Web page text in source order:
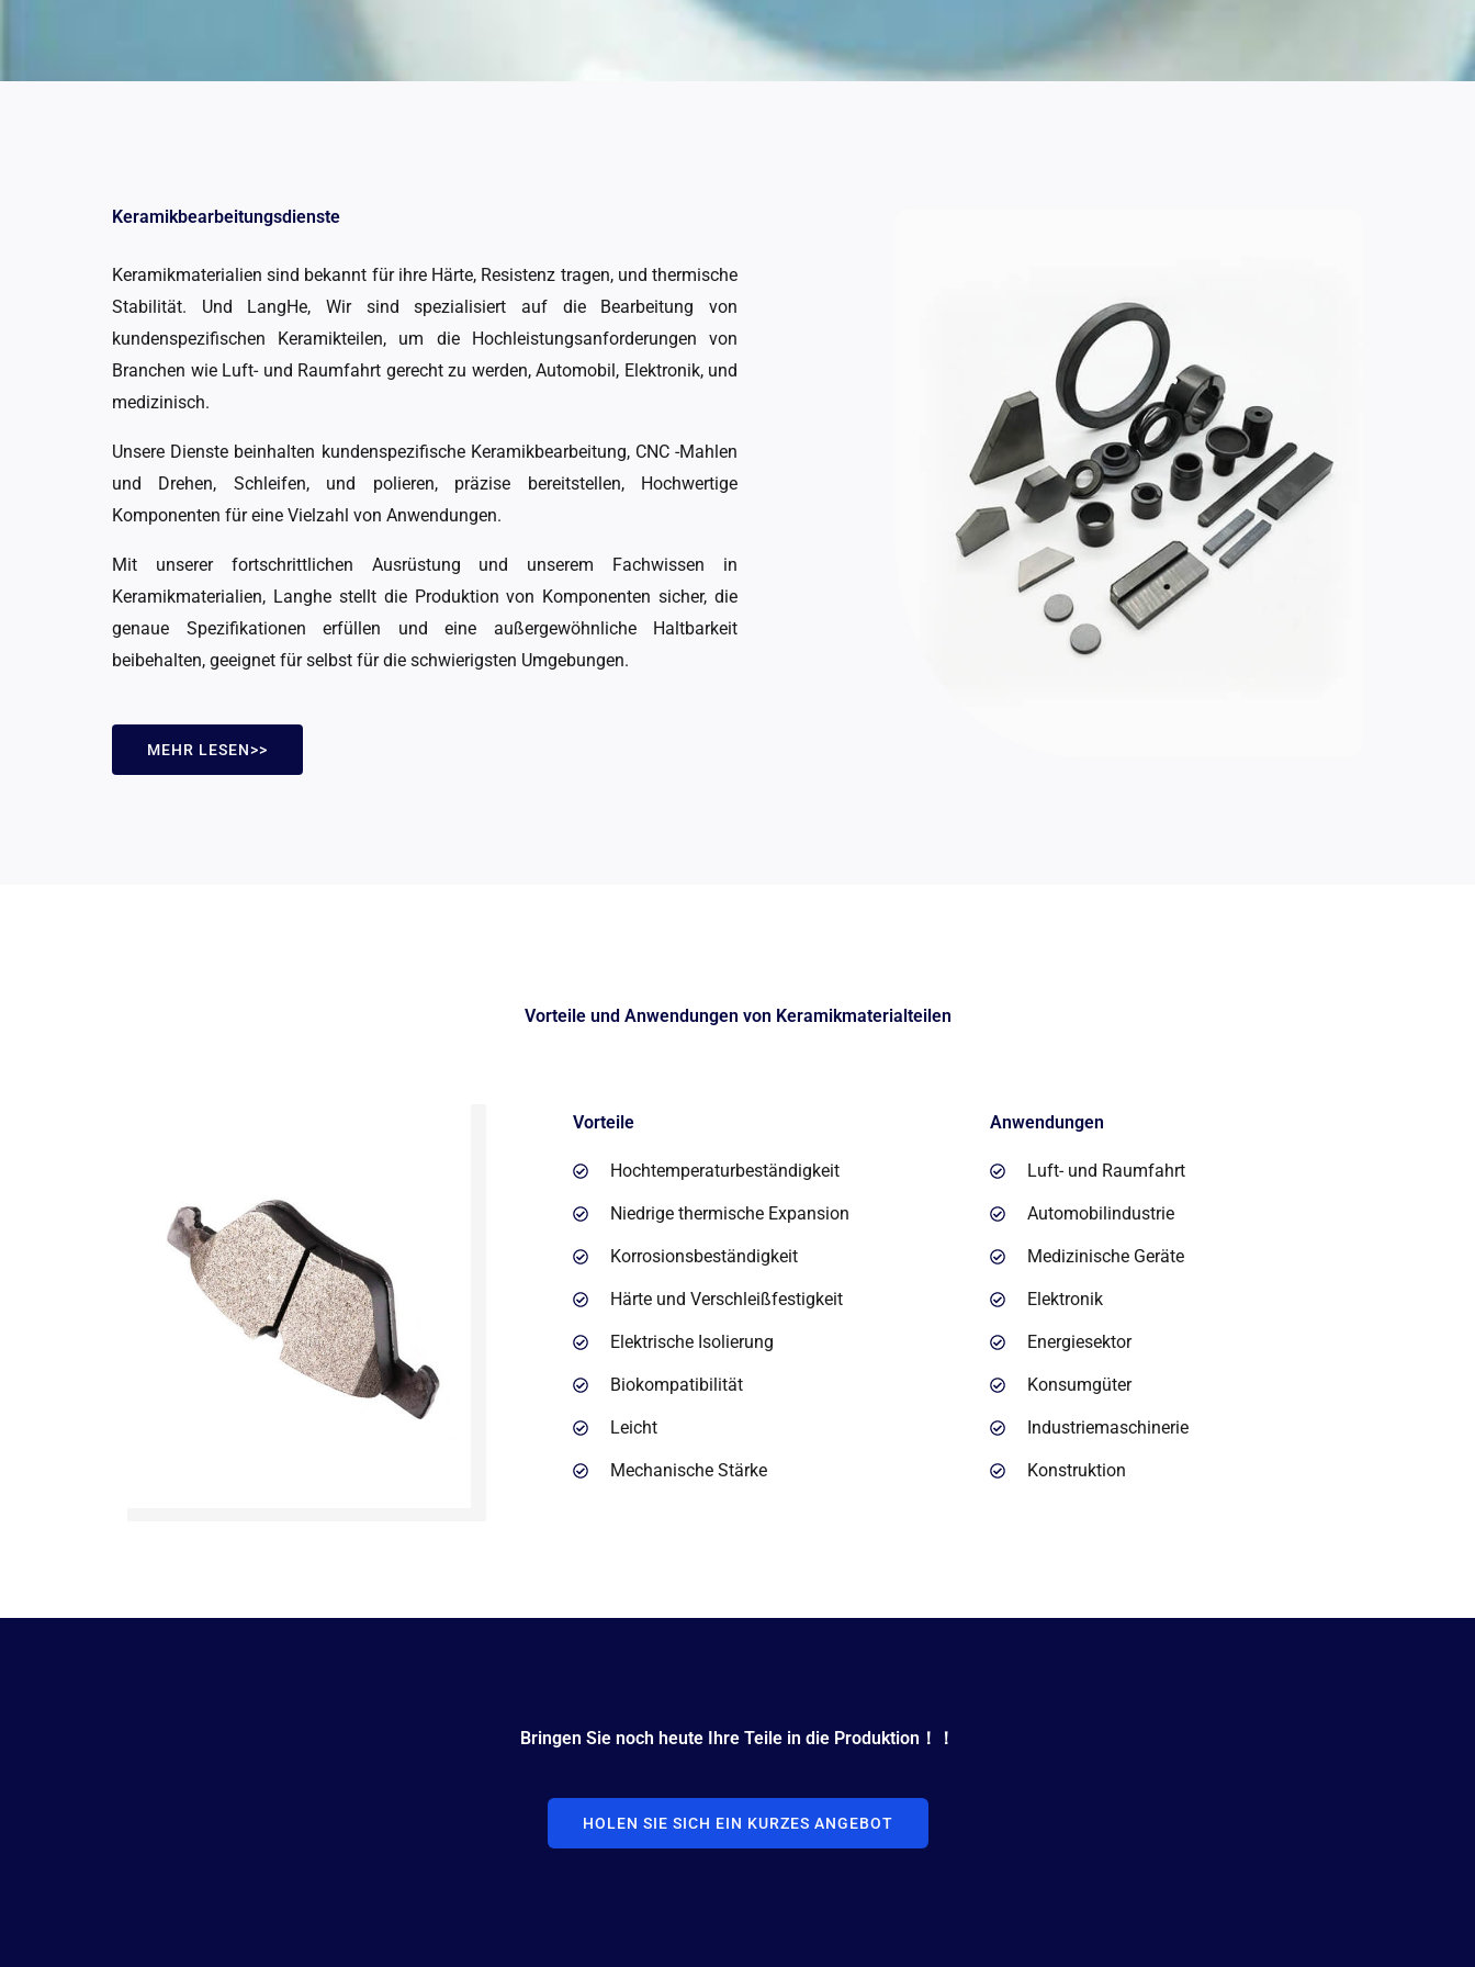
Keramikbearbeitungsdienste
Keramikmaterialien sind bekannt für ihre Härte, Resistenz tragen, und thermische
Stabilität. Und LangHe, Wir sind spezialisiert auf die Bearbeitung von
kundenspezifischen Keramikteilen, um die Hochleistungsanforderungen von
Branchen wie Luft- und Raumfahrt gerecht zu werden, Automobil, Elektronik, und
medizinisch.
Unsere Dienste beinhalten kundenspezifische Keramikbearbeitung, CNC -Mahlen
und Drehen, Schleifen, und polieren, präzise bereitstellen, Hochwertige
Komponenten für eine Vielzahl von Anwendungen.
Mit unserer fortschrittlichen Ausrüstung und unserem Fachwissen in
Keramikmaterialien, Langhe stellt die Produktion von Komponenten sicher, die
genaue Spezifikationen erfüllen und eine außergewöhnliche Haltbarkeit
beibehalten, geeignet für selbst für die schwierigsten Umgebungen.
MEHR LESEN>>
Vorteile und Anwendungen von Keramikmaterialteilen
Vorteile
Hochtemperaturbeständigkeit
Niedrige thermische Expansion
Korrosionsbeständigkeit
Härte und Verschleißfestigkeit
Elektrische Isolierung
Biokompatibilität
Leicht
Mechanische Stärke
Anwendungen
Luft- und Raumfahrt
Automobilindustrie
Medizinische Geräte
Elektronik
Energiesektor
Konsumgüter
Industriemaschinerie
Konstruktion
Bringen Sie noch heute Ihre Teile in die Produktion！！
HOLEN SIE SICH EIN KURZES ANGEBOT